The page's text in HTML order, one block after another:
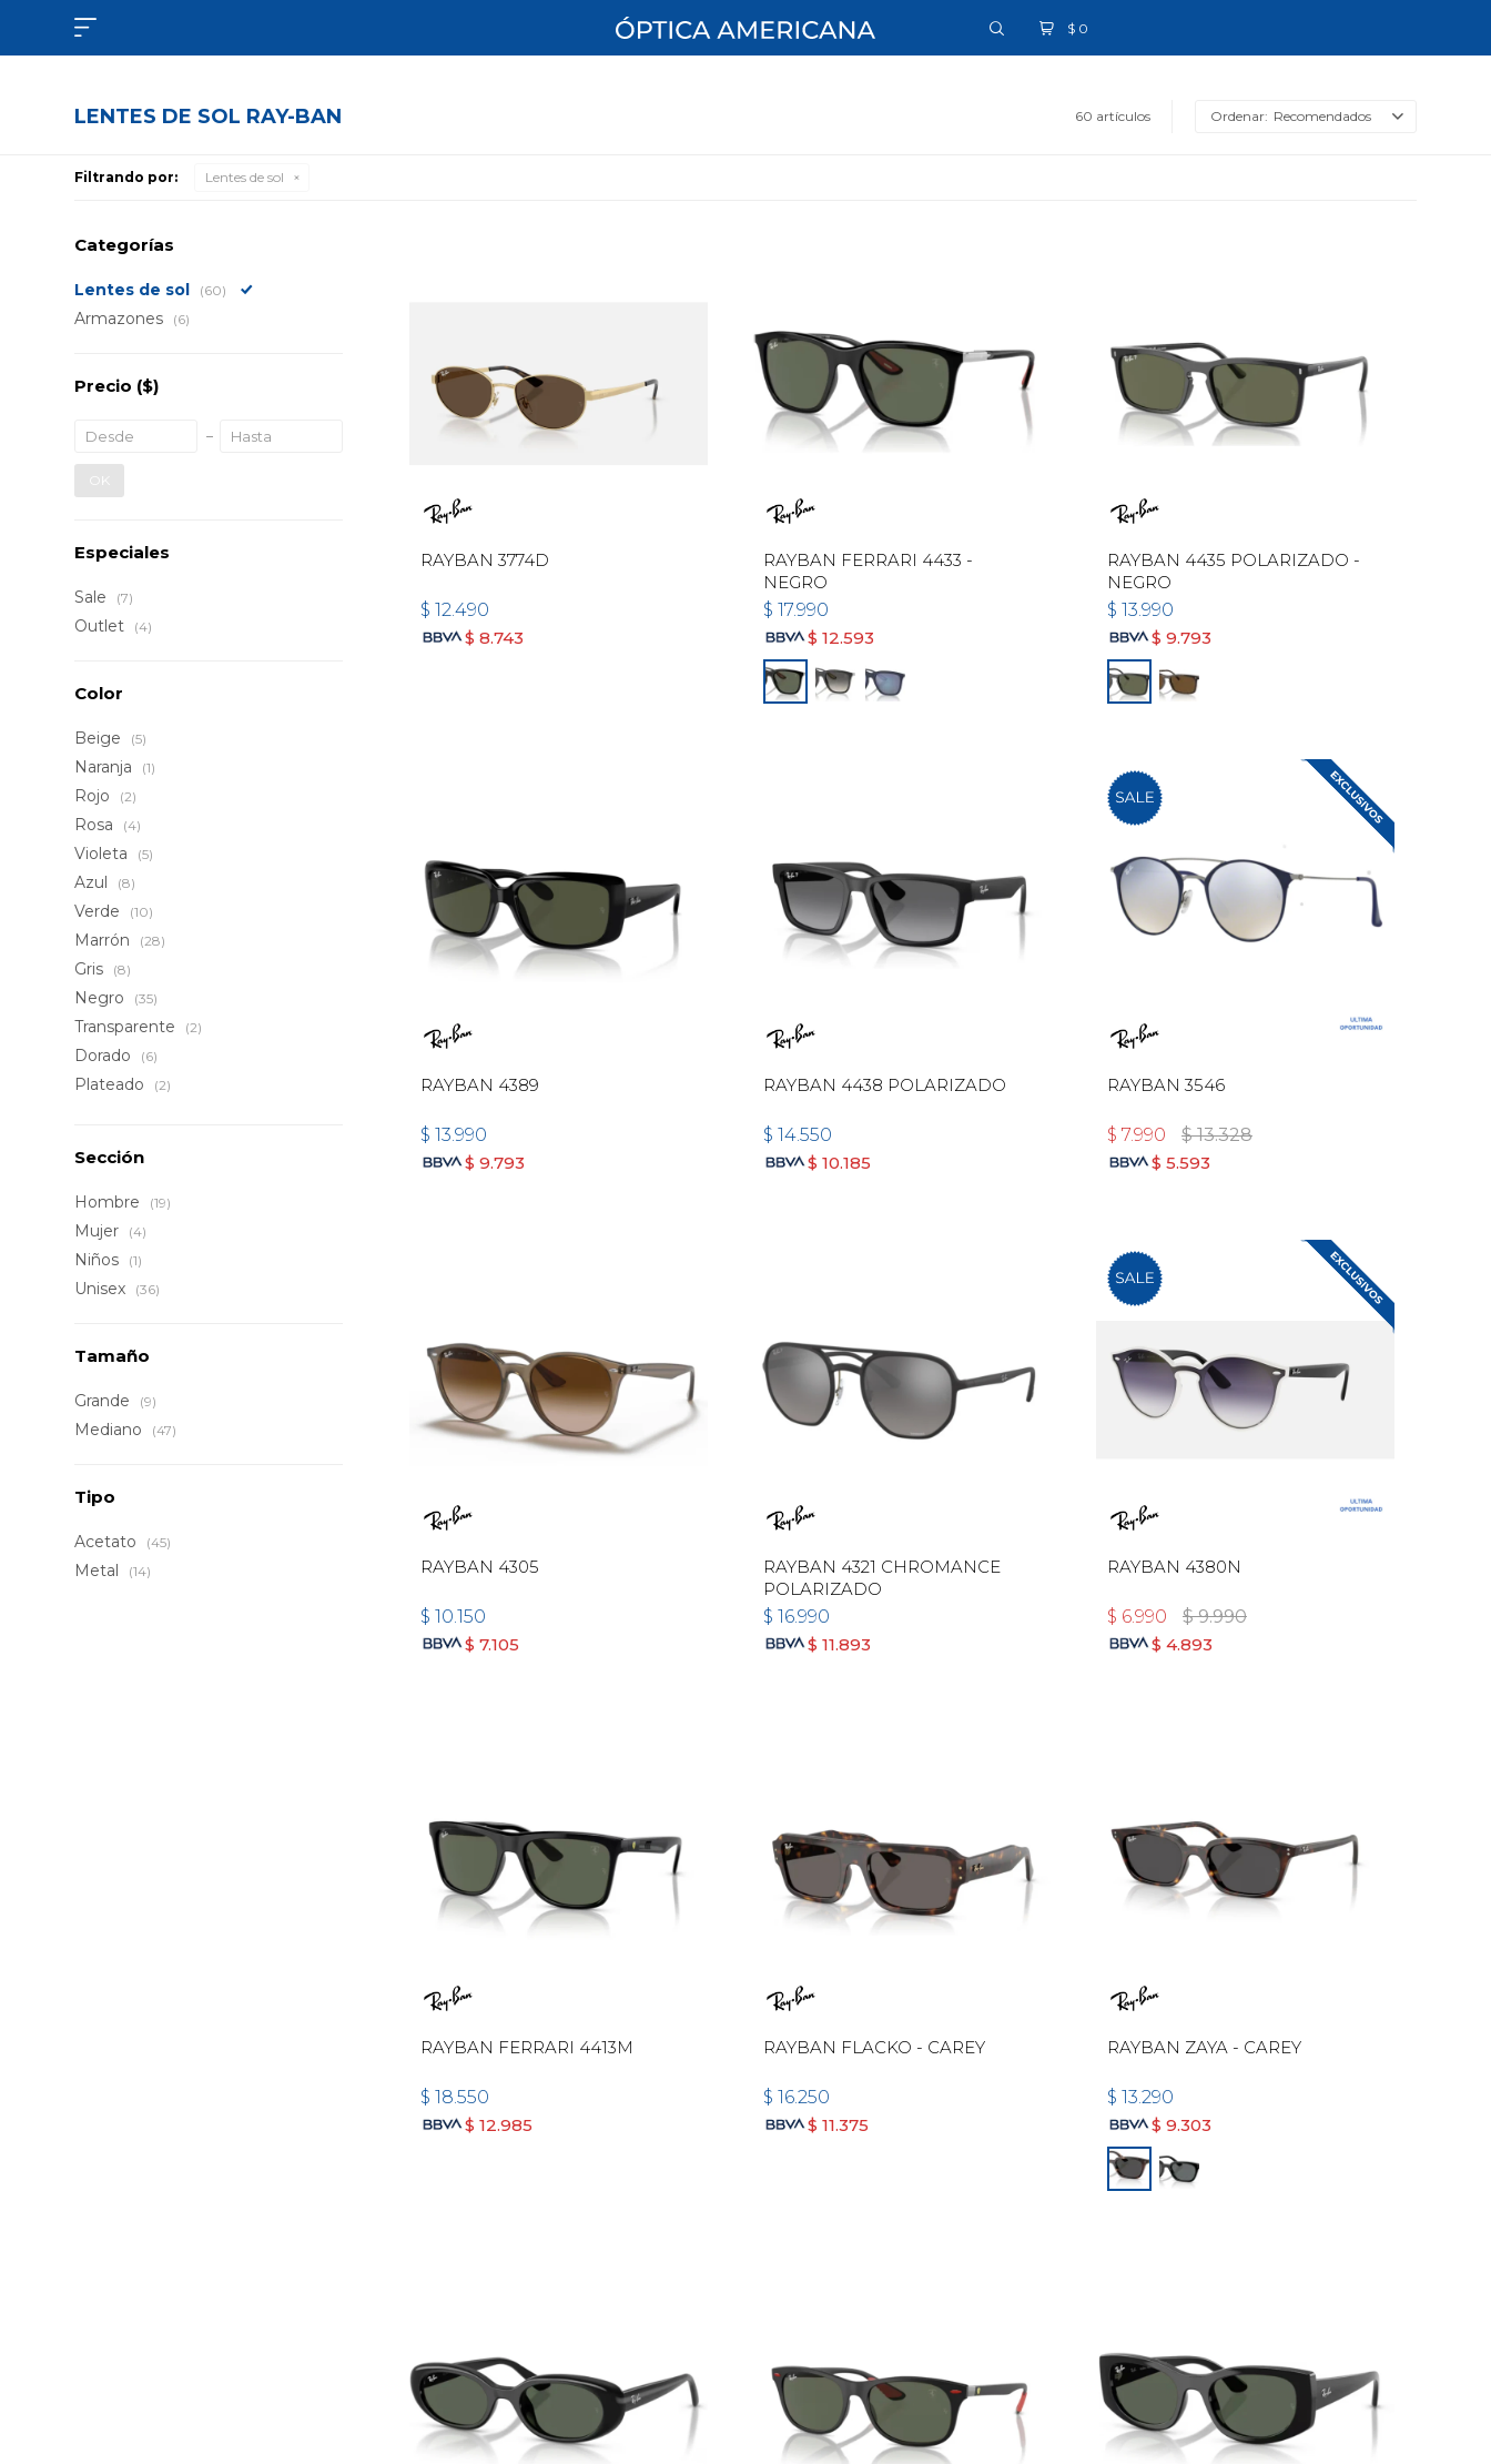
$ 0

LENTES DE SOL RAY-BAN 60 artículos Recomendados
Filtrando por: Lentes de sol
RAYBAN 3774D
$ 12.490
$ 8.743
RAYBAN FERRARI 4433 -
NEGRO
$ 17.990
$ 12.593
RAYBAN 4435 POLARIZADO -
NEGRO
$ 13.990
$ 9.793
RAYBAN 4389
$ 13.990
$ 9.793
RAYBAN 4438 POLARIZADO
$ 14.550
$ 10.185
RAYBAN 3546
$ 7.990 $ 13.328
$ 5.593
RAYBAN 4305
$ 10.150
$ 7.105
RAYBAN 4321 CHROMANCE
POLARIZADO
$ 16.990
$ 11.893
RAYBAN 4380N
$ 6.990 $ 9.990
$ 4.893
RAYBAN FERRARI 4413M
$ 18.550
$ 12.985
RAYBAN FLACKO - CAREY
$ 16.250
$ 11.375
RAYBAN ZAYA - CAREY
$ 13.290
$ 9.303
Categorías
Lentes de sol (60)
Armazones (6)
Precio ($)
OK
Especiales
Sale (7)
Outlet (4)
Color
Beige (5)
Naranja (1)
Rojo (2)
Rosa (4)
Violeta (5)
Azul (8)
Verde (10)
Marrón (28)
Gris (8)
Negro (35)
Transparente (2)
Dorado (6)
Plateado (2)
Sección
Hombre (19)
Mujer (4)
Niños (1)
Unisex (36)
Tamaño
Grande (9)
Mediano (47)
Tipo
Acetato (45)
Metal (14)